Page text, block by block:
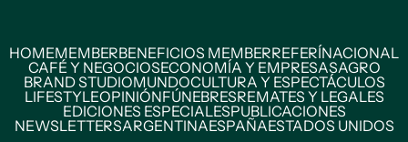
HOMEMEMBERBENEFICIOS MEMBERREFERÍNACIONAL
CAFÉ Y NEGOCIOSECONOMÍA Y EMPRESASAGRO
BRAND STUDIOMUNDOCULTURA Y ESPECTÁCULOS
LIFESTYLEOPINIÓNFÚNEBRESREMATES Y LEGALES
EDICIONES ESPECIALESPUBLICACIONES
NEWSLETTERSARGENTINAESPAÑAESTADOS UNIDOS